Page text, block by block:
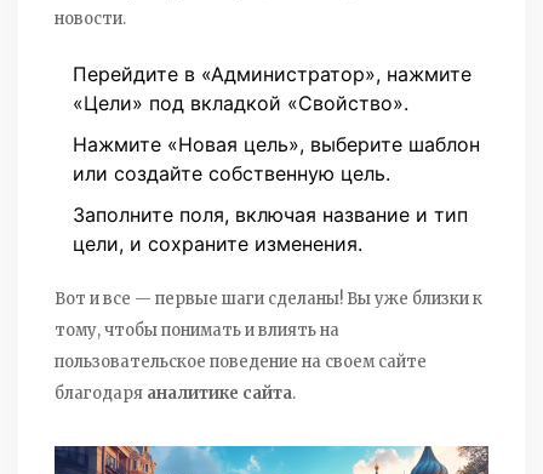
новости.
Перейдите в «Администратор», нажмите
«Цели» под вкладкой «Свойство».
Нажмите «Новая цель», выберите шаблон
или создайте собственную цель.
Заполните поля, включая название и тип
цели, и сохраните изменения.
Вот и все — первые шаги сделаны! Вы уже близки к
тому, чтобы понимать и влиять на
пользовательское поведение на своем сайте
благодаря аналитике сайта.